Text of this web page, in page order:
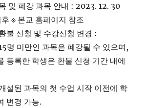
및 폐강 과목 안내 : 2023. 12. 30
※ 본교 홈페이지 참조
불 신청 및 수강신청 변경 :
명 미만인 과목은 폐강될 수 있으며,
등록한 학생은 환불 신청 기간 내에
설된 과목의 첫 수업 시작 이전에 학
변경 가능.